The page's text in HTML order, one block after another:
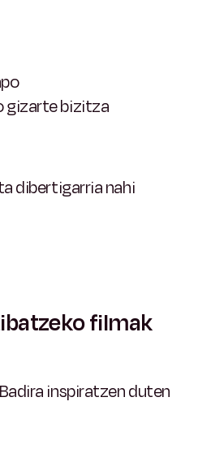
gizarte bizitza
dibertigarria nahi
filmak
inspiratzen duten